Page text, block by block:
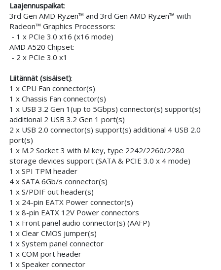
Laajennuspaikat:
3rd Gen AMD Ryzen™ and 3rd Gen AMD Ryzen™ with
Radeon™ Graphics Processors:
- 1 x PCIe 3.0 x16 (x16 mode)
AMD A520 Chipset:
- 2 x PCIe 3.0 x1
Liitännät (sisäiset):
1 x CPU Fan connector(s)
1 x Chassis Fan connector(s)
1 x USB 3.2 Gen 1(up to 5Gbps) connector(s) support(s)
additional 2 USB 3.2 Gen 1 port(s)
2 x USB 2.0 connector(s) support(s) additional 4 USB 2.0
port(s)
1 x M.2 Socket 3 with M key, type 2242/2260/2280
storage devices support (SATA & PCIE 3.0 x 4 mode)
1 x SPI TPM header
4 x SATA 6Gb/s connector(s)
1 x S/PDIF out header(s)
1 x 24-pin EATX Power connector(s)
1 x 8-pin EATX 12V Power connectors
1 x Front panel audio connector(s) (AAFP)
1 x Clear CMOS jumper(s)
1 x System panel connector
1 x COM port header
1 x Speaker connector